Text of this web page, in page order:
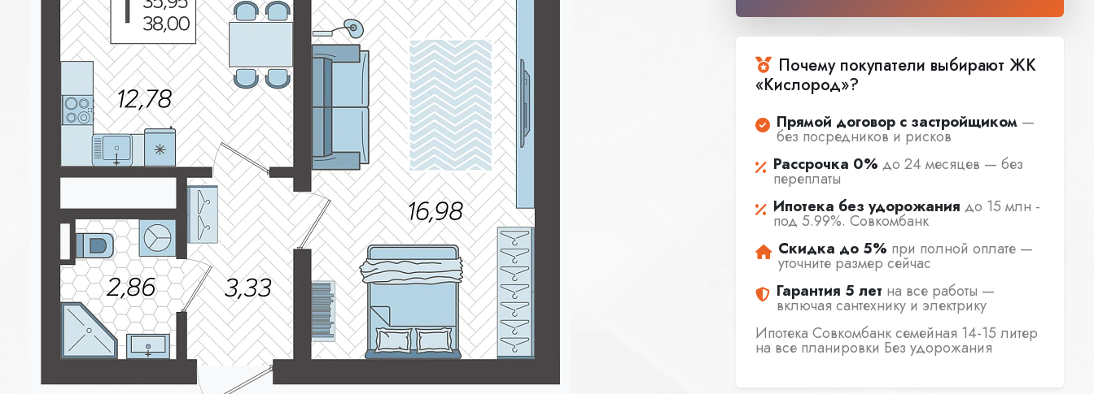
Почему покупатели выбирают ЖК
«Кислород»?
Прямой договор с застройщиком—
без посредников и рисков
Рассрочка 0% до 24 месяцев — без
переплаты
Ипотека без удорожания до 15 млн -
под 5.99%. Совкомбанк
Скидка до 5% при полной оплате —
уточните размер сейчас
Гарантия 5 лет на все работы —
включая сантехнику и электрику
Ипотека Совкомбанк семейная 14-15 литер
на все планировки Без удорожания